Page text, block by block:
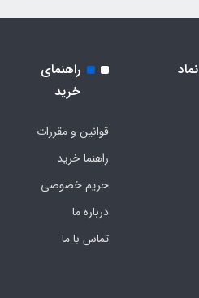
راهنمای
خرید
قوانین و مقررات
راهنما خرید
حریم خصوصی
درباره ما
تماس با ما